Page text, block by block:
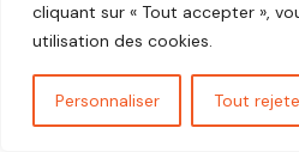
cliquant sur « Tout accepter »,
utilisation des cookies.
Personnaliser Tout